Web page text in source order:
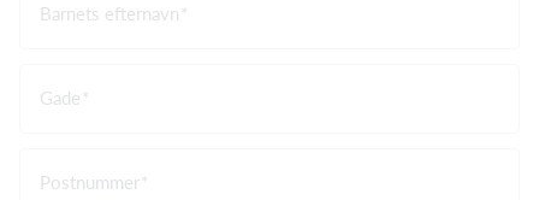
Barnets efternavn
Gade
Postnummer